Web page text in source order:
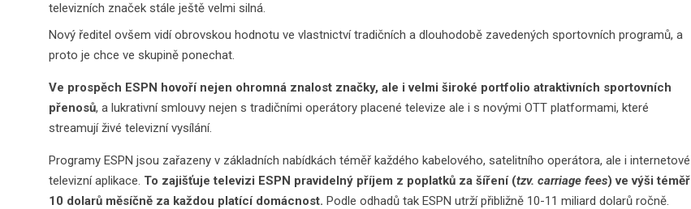
televizních značek stále ještě velmi silná.
Nový ředitel ovšem vidí obrovskou hodnotu ve vlastnictví tradičních a dlouhodobě zavedených sportovních programů, a
proto je chce ve skupině ponechat.
Ve prospěch ESPN hovoří nejen ohromná znalost značky, ale i velmi široké portfolio atraktivních sportovních
přenosů, a lukrativní smlouvy nejen s tradičními operátory placené televize ale i s novými OTT platformami, které
streamují živé televizní vysílání.
Programy ESPN jsou zařazeny v základních nabídkách téměř každého kabelového, satelitního operátora, ale i internetové
televizní aplikace. To zajišťuje televizi ESPN pravidelný příjem z poplatků za šíření (tzv. carriage fees) ve výši téměř
10 dolarů měsíčně za každou platící domácnost. Podle odhadů tak ESPN utrží přibližně 10-11 miliard dolarů ročně.